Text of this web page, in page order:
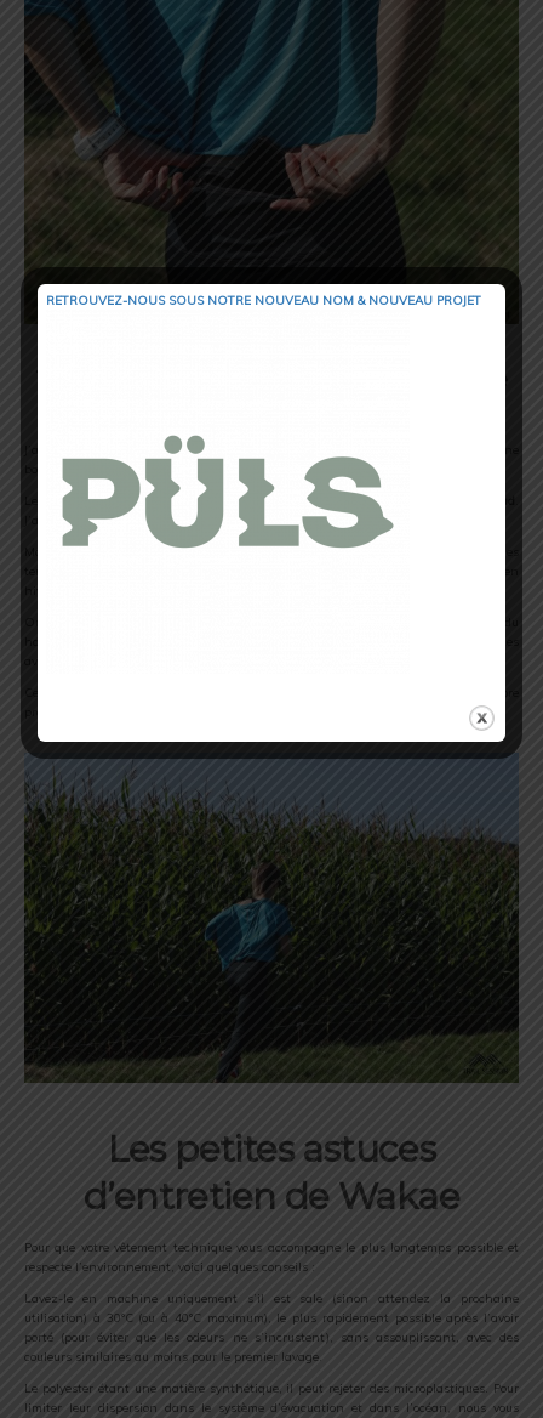
J’ai pesé 225g pour une taille S (moins que le poids annoncé, ce qui est plutôt une
Le problème de ce legging est qu’il est (pour moi en tout cas) beaucoup
J’ai du tester la tenue cet été donc ce n’était pas une période propice…
bonne évacuation de la transpiration,il ne me convient pas pour des
Les petites astuces
d’entretien de Wakae
Pour que votre vêtement technique vous accompagne le plus longtemps possible et
respecte l’environnement, voici quelques conseils :
Lavez-le en machine uniquement s’il est sale (sinon attendez la prochaine
utilisation) à 30°C (ou à 40°C maximum), le plus rapidement possible après l’avoir
porté (pour éviter que les odeurs ne s’incrustent), sans assouplissant, avec des
couleurs similaires au moins pour le premier lavage.
Le polyester étant une matière synthétique, il peut rejeter des microplastiques. Pour
limiter leur dispersion dans le système d’évacuation et dans l’océan, nous vous
RETROUVEZ-NOUS SOUS NOTRE NOUVEAU NOM & NOUVEAU PROJET